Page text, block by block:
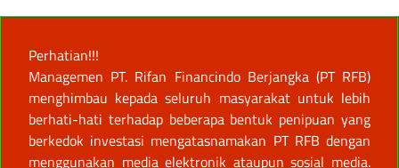
Perhatian!!!
Managemen PT. Rifan Financindo Berjangka (PT RFB)
menghimbau kepada seluruh masyarakat untuk lebih
berhati-hati terhadap beberapa bentuk penipuan yang
berkedok investasi mengatasnamakan PT RFB dengan
menggunakan media elektronik ataupun sosial media.